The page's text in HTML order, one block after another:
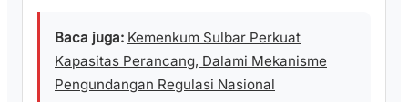
Baca juga: Kemenkum Sulbar Perkuat
Kapasitas Perancang, Dalami Mekanisme
Pengundangan Regulasi Nasional